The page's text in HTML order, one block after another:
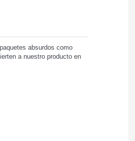
absurdos como
a nuestro producto en